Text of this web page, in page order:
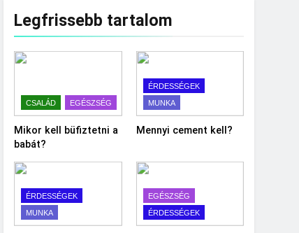
Legfrissebb tartalom
CSALÁD EGÉSZSÉG
Mikor kell büfiztetni a
babát?
ÉRDESSÉGEK
MUNKA
Mennyi cement kell?
ÉRDESSÉGEK
MUNKA
EGÉSZSÉG
ÉRDESSÉGEK